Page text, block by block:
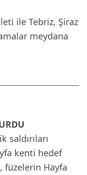
ile Tebriz, Şiraz
meydana
saldırıları
kenti hedef
füzelerin Hayfa